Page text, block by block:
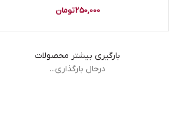
250,000تومان
بارگیری بیشتر محصولات
درحال بارگذاری...